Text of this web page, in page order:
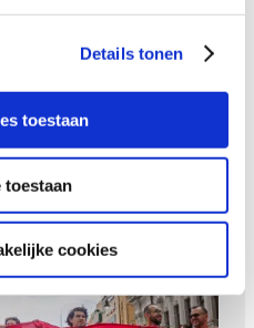
Details tonen
toestaan
toestaan
cookies
diversiteit op